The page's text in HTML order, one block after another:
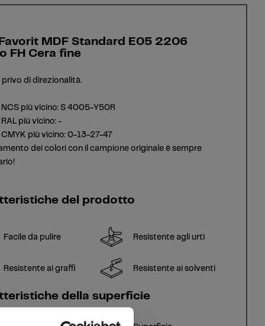
MDF Standard E05 2206
FH Cera fine
privo di direzionalità.
più vicino: S 4005-Y50R
più vicino: -
più vicino: 0-13-27-47
dei colori con il campione originale è sempre
del prodotto
Facile da pulire Resistente agli urti
Resistente ai graffi Resistente ai solventi
della superficie